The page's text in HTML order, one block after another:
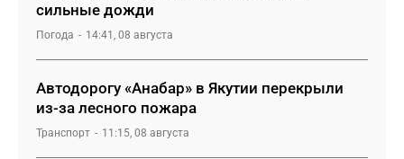
сильные дожди
Погода 14:41, 08 августа
Автодорогу «Анабар» в Якутии перекрыли
из-за лесного пожара
Транспорт 11:15, 08 августа